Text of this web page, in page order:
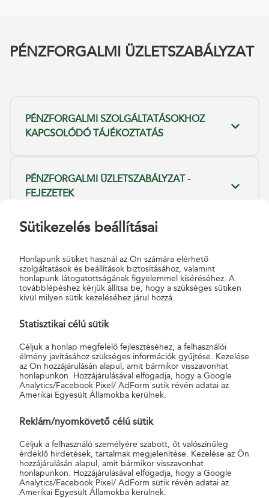
PÉNZFORGALMI ÜZLETSZABÁLYZAT
PÉNZFORGALMI SZOLGÁLTATÁSOKHOZ
KAPCSOLÓDÓ TÁJÉKOZTATÁS
PÉNZFORGALMI ÜZLETSZABÁLYZAT -
FEJEZETEK
MELLÉKLETEK
PÉNZFORGALMI ÜZLETSZABÁLYZAT -
KITÖLTHETŐ NYOMTATVÁNYOK
Sütikezelés beállításai
Honlapunk sütiket használ az Ön számára elérhető
szolgáltatások és beállítások biztosításához, valamint
honlapunk látogatottságának figyelemmel kíséréséhez. A
továbblépéshez kérjük állítsa be, hogy a szükséges sütiken
kívül milyen sütik kezeléséhez járul hozzá.
Statisztikai célú sütik
Céljuk a honlap megfelelő fejlesztéséhez, a felhasználói
élmény javításához szükséges információk gyűjtése. Kezelése
az Ön hozzájárulásán alapul, amit bármikor visszavonhat
honlapunkon. Hozzájárulásával elfogadja, hogy a Google
Analytics/Facebook Pixel/ AdForm sütik révén adatai az
Amerikai Egyesült Államokba kerülnek.
Reklám/nyomkövető célú sütik
Céljuk a felhasználó személyére szabott, őt valószínűleg
érdeklő hirdetések, tartalmak megjelenítése. Kezelése az Ön
hozzájárulásán alapul, amit bármikor visszavonhat
honlapunkon. Hozzájárulásával elfogadja, hogy a Google
Analytics/Facebook Pixel/ AdForm sütik révén adatai az
Amerikai Egyesült Államokba kerülnek.